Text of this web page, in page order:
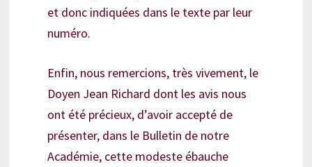
et donc indiquées dans le texte par leur
numéro.
Enfin, nous remercions, très vivement, le
Doyen Jean Richard dont les avis nous
ont été précieux, d’avoir accepté de
présenter, dans le Bulletin de notre
Académie, cette modeste ébauche